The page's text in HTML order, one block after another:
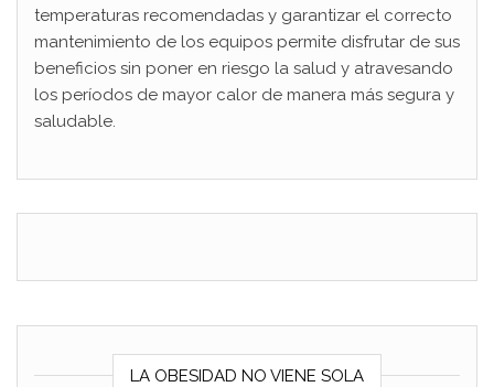
temperaturas recomendadas y garantizar el correcto
mantenimiento de los equipos permite disfrutar de sus
beneficios sin poner en riesgo la salud y atravesando
los períodos de mayor calor de manera más segura y
saludable.
LA OBESIDAD NO VIENE SOLA